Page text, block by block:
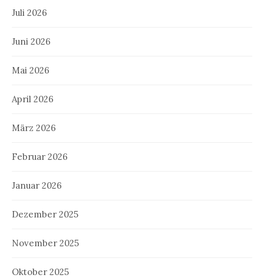
Juli 2026
Juni 2026
Mai 2026
April 2026
März 2026
Februar 2026
Januar 2026
Dezember 2025
November 2025
Oktober 2025